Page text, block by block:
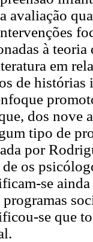
avaliação
à teoria
em
de histórias
dos nove
tipo de
por
os
se
se que